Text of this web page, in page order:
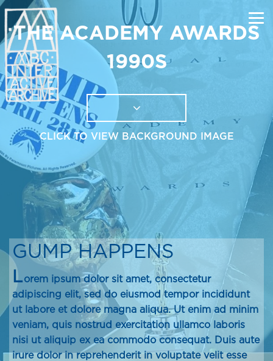
THE ACADEMY AWARDS
1990S
CLICK TO VIEW BACKGROUND IMAGE
GUMP HAPPENS
Lorem ipsum dolor sit amet, consectetur
adipiscing elit, sed do eiusmod tempor incididunt
ut labore et dolore magna aliqua. Ut enim ad minim
veniam, quis nostrud exercitation ullamco laboris
nisi ut aliquip ex ea commodo consequat. Duis aute
irure dolor in reprehenderit in voluptate velit esse